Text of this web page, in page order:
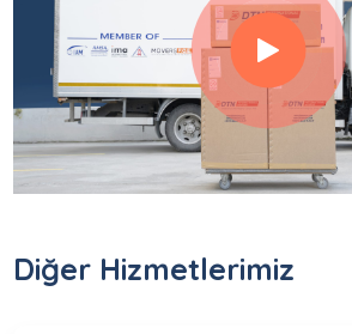
Diğer Hizmetlerimiz